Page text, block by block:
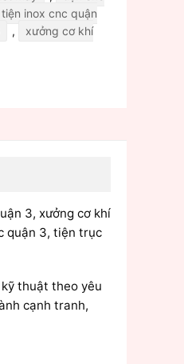
tiện inox cnc quận
,
xưởng cơ khí
3, xưởng cơ khí
quận 3, tiện trục
thuật theo yêu
cạnh tranh,